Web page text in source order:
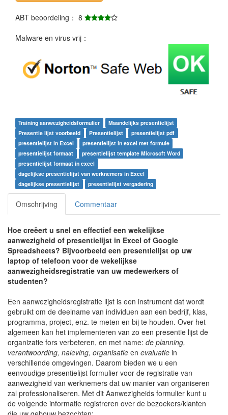
ABT beoordeling： 8
Malware en virus vrij：
Training aanwezigheidsformulier
Maandelijks presentielijst
Presentie lijst voorbeeld
Presentielijst
presentielijst pdf
presentielijst in Excel
presentielijst in excel met formule
presentielijst formaat
presentielijst template Microsoft Word
presentielijst formaat in excel
dagelijkse presentielijst van werknemers in Excel
dagelijkse presentielijst
presentielijst vergadering
Omschrijving Commentaar
Hoe creëert u snel en effectief een wekelijkse
aanwezigheid of presentielijst in Excel of Google
Spreadsheets? Bijvoorbeeld een presentielijst op uw
laptop of telefoon voor de wekelijkse
aanwezigheidsregistratie van uw medewerkers of
studenten?
Een aanwezigheidsregistratie lijst is een instrument dat wordt
gebruikt om de deelname van individuen aan een bedrijf, klas,
programma, project, enz. te meten en bij te houden. Over het
algemeen kan het implementeren van zo een presentie lijst de
organizatie fors verbeteren, en met name: de planning,
verantwoording, naleving, organisatie en evaluatie in
verschillende omgevingen. Daarom bieden we u een
eenvoudige presentielijst formulier voor de registratie van
aanwezigheid van werknemers dat uw manier van organiseren
zal professionaliseren. Met dit Aanwezigheids formulier kunt u
de volgende informatie registreren over de bezoekers/klanten